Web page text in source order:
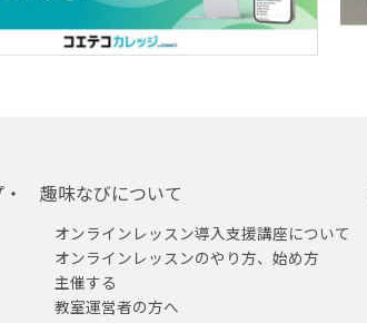
趣味なびについて
オンラインレッスン導入支援講座について
オンラインレッスンのやり方、始め方
主催する
教室運営者の方へ